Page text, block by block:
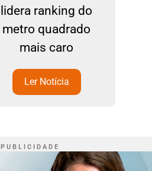
lidera ranking do
metro quadrado
mais caro
Ler Notícia
P U B L I C I D A D E